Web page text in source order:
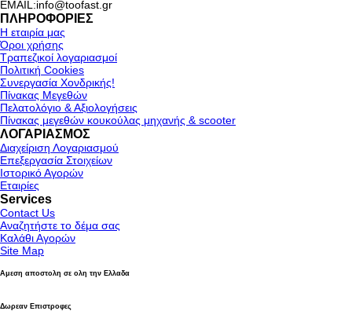
EMAIL:info@toofast.gr
ΠΛΗΡΟΦΟΡΙΕΣ
Η εταιρία μας
Όροι χρήσης
Τραπεζικοί λογαριασμοί
Πολιτική Cookies
Συνεργασία Χονδρικής!
Πίνακας Μεγεθών
Πελατολόγιο & Αξιολογήσεις
Πίνακας μεγεθών κουκούλας μηχανής & scooter
ΛΟΓΑΡΙΑΣΜΟΣ
Διαχείριση Λογαριασμού
Επεξεργασία Στοιχείων
Ιστορικό Αγορών
Εταιρίες
Services
Contact Us
Αναζητήστε το δέμα σας
Καλάθι Αγορών
Site Map
Αμεση αποστολη σε ολη την Ελλαδα
Δωρεαν Επιστροφες